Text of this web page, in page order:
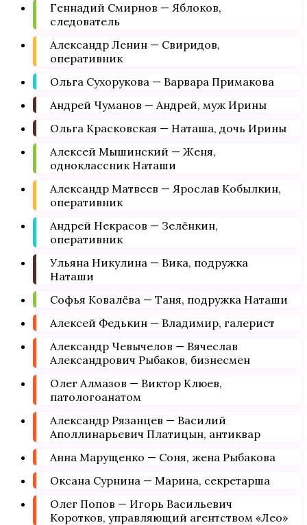
Геннадий Смирнов — Яблоков,
следователь
Александр Ленин — Свиридов,
оперативник
Ольга Сухорукова — Варвара Примакова
Андрей Чуманов — Андрей, муж Ирины
Ольга Красковская — Наташа, дочь Ирины
Алексей Мышинский — Женя,
одноклассник Наташи
Александр Матвеев — Ярослав Кобылкин,
оперативник
Андрей Некрасов — Зелёнкин,
оперативник
Ульяна Никулина — Вика, подружка
Наташи
Софья Ковалёва — Таня, подружка Наташи
Алексей Федькин — Владимир, галерист
Александр Чевычелов — Вячеслав
Александрович Рыбаков, бизнесмен
Олег Алмазов — Виктор Клюев,
патологоанатом
Александр Рязанцев — Василий
Аполлинарьевич Платицын, антиквар
Анна Марущенко — Соня, жена Рыбакова
Оксана Сурнина — Марина, секретарша
Олег Попов — Игорь Васильевич
Коротков, управляющий агентством «Лео»